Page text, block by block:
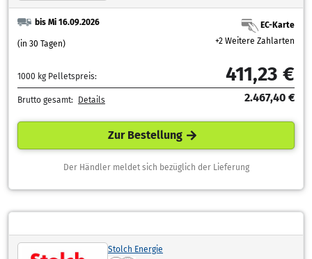
bis Mi 16.09.2026
(in 30 Tagen)
EC-Karte
+2 Weitere Zahlarten
1000 kg Pelletspreis: 411,23 €
Brutto gesamt: Details 2.467,40 €
Zur Bestellung
Der Händler meldet sich bezüglich der Lieferung
Stolch Energie